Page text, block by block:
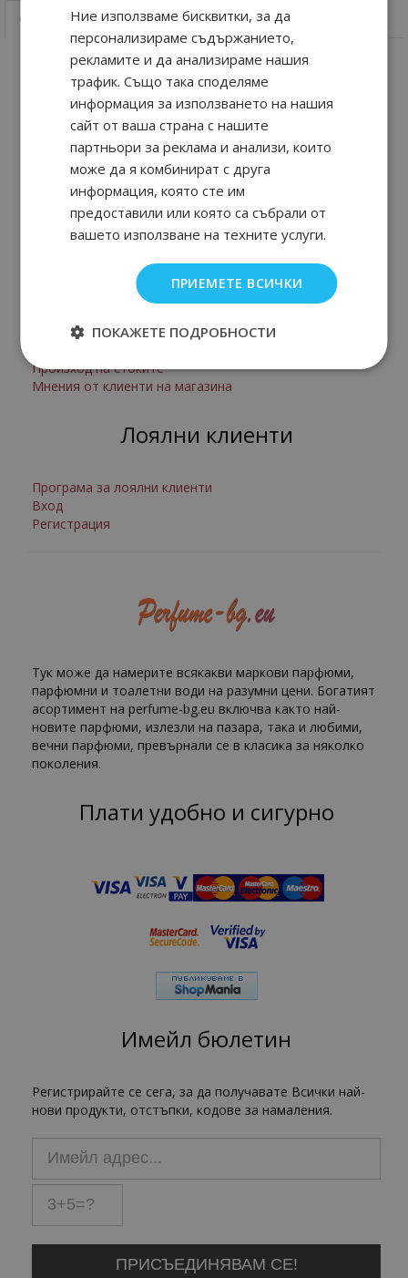
Свързани продукти Мнения
За клиенти
Заплащане и доставка
Безопасност
Условия за ползване
Рекламации и право на връщане
Онлайн решаване на спорове
За нас
За нас
Произход на стоките
Мнения от клиенти на магазина
Лоялни клиенти
Програма за лоялни клиенти
Вход
Регистрация
Тук може да намерите всякакви маркови парфюми,
парфюмни и тоалетни води на разумни цени. Богатият
асортимент на perfume-bg.eu включва както най-
новите парфюми, излезли на пазара, така и любими,
вечни парфюми, превърнали се в класика за няколко
поколения.
Плати удобно и сигурно
Имейл бюлетин
Регистрирайте се сега, за да получавате Всички най-
нови продукти, отстъпки, кодове за намаления.
Ние използваме бисквитки, за да
персонализираме съдържанието,
рекламите и да анализираме нашия
трафик. Също така споделяме
информация за използването на нашия
сайт от ваша страна с нашите
партньори за реклама и анализи, които
може да я комбинират с друга
информация, която сте им
предоставили или която са събрали от
вашето използване на техните услуги.
ПРИЕМЕТЕ ВСИЧКИ
ПОКАЖЕТЕ ПОДРОБНОСТИ